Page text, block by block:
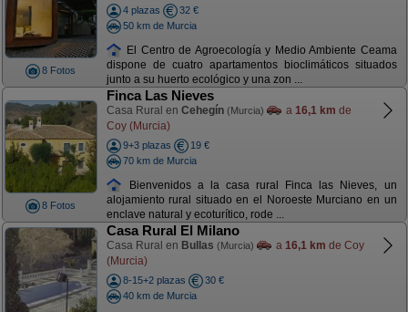
8 Fotos
4 plazas
32 €
50 km de Murcia
El Centro de Agroecología y Medio Ambiente Ceama
dispone de cuatro apartamentos bioclimáticos situados
junto a su huerto ecológico y una zon ...
8 Fotos
Finca Las Nieves
Casa Rural en Cehegín (Murcia) a 16,1 km de
Coy (Murcia)
9+3 plazas
19 €
70 km de Murcia
Bienvenidos a la casa rural Finca las Nieves, un
alojamiento rural situado en el Noroeste Murciano en un
enclave natural y ecoturítico, rode ...
Casa Rural El Milano
Casa Rural en Bullas (Murcia) a 16,1 km de Coy
(Murcia)
8-15+2 plazas
30 €
40 km de Murcia